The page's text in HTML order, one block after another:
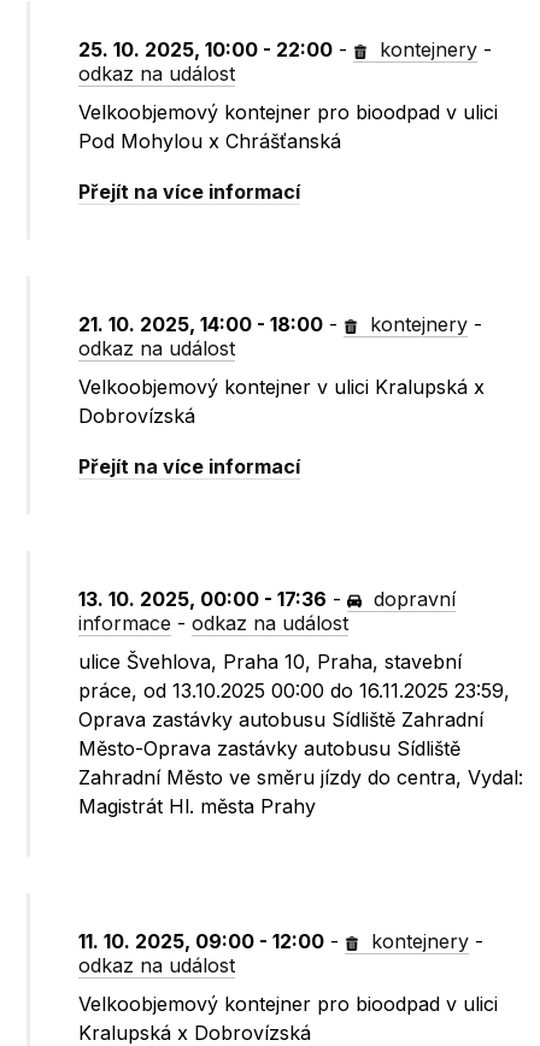
25. 10. 2025, 10:00 - 22:00 - kontejnery -
odkaz na událost
Velkoobjemový kontejner pro bioodpad v ulici
Pod Mohylou x Chrášťanská
Přejít na více informací
21. 10. 2025, 14:00 - 18:00 - kontejnery -
odkaz na událost
Velkoobjemový kontejner v ulici Kralupská x
Dobrovízská
Přejít na více informací
13. 10. 2025, 00:00 - 17:36 -
dopravní
informace -odkaz na událost
ulice Švehlova, Praha 10, Praha, stavební
práce, od 13.10.2025 00:00 do 16.11.2025 23:59,
Oprava zastávky autobusu Sídliště Zahradní
Město-Oprava zastávky autobusu Sídliště
Zahradní Město ve směru jízdy do centra, Vydal:
Magistrát Hl. města Prahy
11. 10. 2025, 09:00 - 12:00 - kontejnery -
odkaz na událost
Velkoobjemový kontejner pro bioodpad v ulici
Kralupská x Dobrovízská